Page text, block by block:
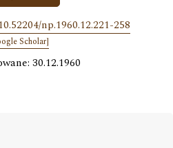
np.1960.12.221-258
Scholar]
30.12.1960